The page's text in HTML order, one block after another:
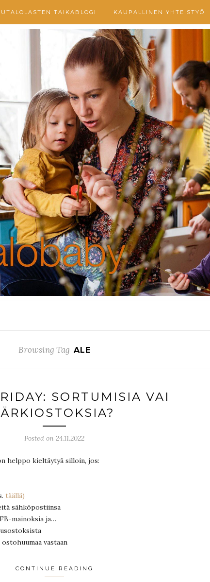
TAIKABLOGI KAUPALLINEN YHTEISTYÖ
Browsing Tag ALE
SORTUMISIA VAI
Posted on 24.11.2022
helppo kieltäytyä silloin, jos:
täällä)
sähköpostiinsa
mainoksia ja…
vastaan
CONTINUE READING